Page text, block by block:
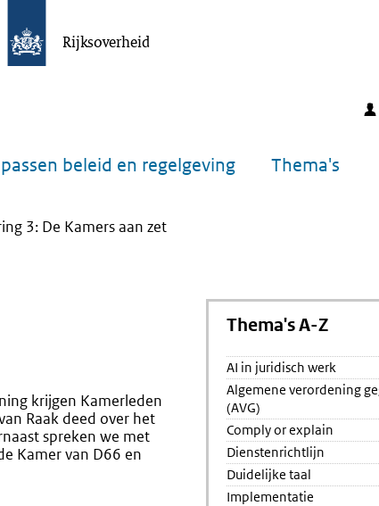
Rijksoverheid
beleid en regelgeving Thema's
3: De Kamers aan zet
krijgen Kamerleden
Raak deed over het
spreken we met
Kamer van D66 en
Thema's A-Z
AI in juridisch werk
Algemene verordening
(AVG)
Comply or explain
Dienstenrichtlijn
Duidelijke taal
Implementatie